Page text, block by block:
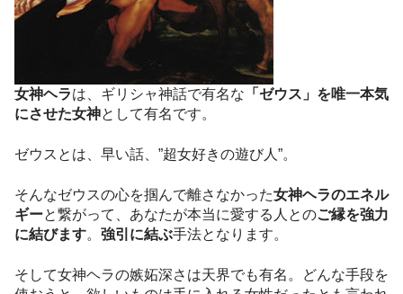
女神ヘラは、ギリシャ神話で有名な 「ゼウス」を唯一本気
にさせた女神として有名です。
ゼウスとは、早い話、”超女好きの遊び人”。
そんなゼウスの心を掴んで離さなかった女神ヘラのエネル
ギーと繋がって、あなたが本当に愛する人とのご縁を強力
に結びます。 強引に結ぶ手法となります。
そして女神ヘラの嫉妬深さは天界でも有名。どんな手段を